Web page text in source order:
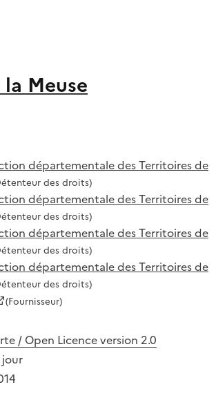
Meuse
départementale des Territoires de
des droits)
départementale des Territoires de
des droits)
départementale des Territoires de
des droits)
départementale des Territoires de
des droits)
(Fournisseur)
/ Open Licence version 2.0
jour